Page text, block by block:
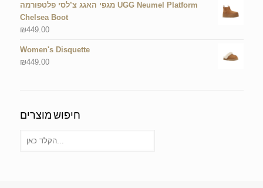
מגפי האגג צ’לסי פלטפורמה UGG Neumel Platform
Chelsea Boot
₪449.00
Women's Disquette
₪449.00
חיפוש מוצרים